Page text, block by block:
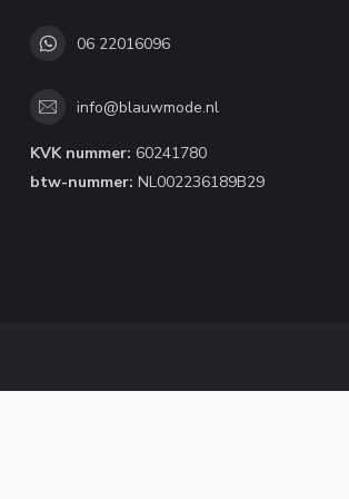
06 22016096
info@blauwmode.nl
KVK nummer: 60241780
btw-nummer: NL002236189B29